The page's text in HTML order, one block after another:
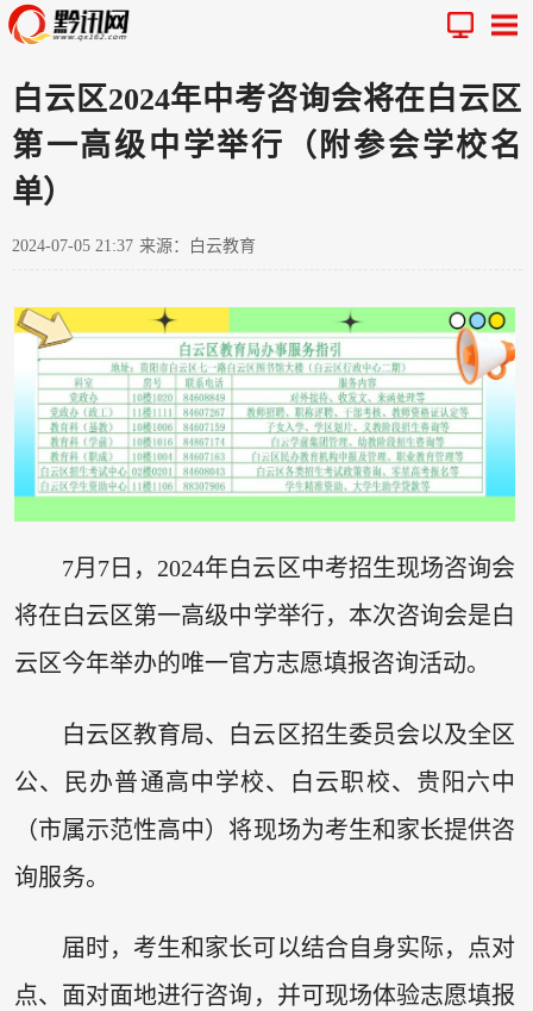
白云区2024年中考咨询会将在白云区
第一高级中学举行（附参会学校名
单）
2024-07-05 21:37 来源：白云教育
7月7日，2024年白云区中考招生现场咨询会
将在白云区第一高级中学举行，本次咨询会是白
云区今年举办的唯一官方志愿填报咨询活动。
白云区教育局、白云区招生委员会以及全区
公、民办普通高中学校、白云职校、贵阳六中
（市属示范性高中）将现场为考生和家长提供咨
询服务。
届时，考生和家长可以结合自身实际，点对
点、面对面地进行咨询，并可现场体验志愿填报